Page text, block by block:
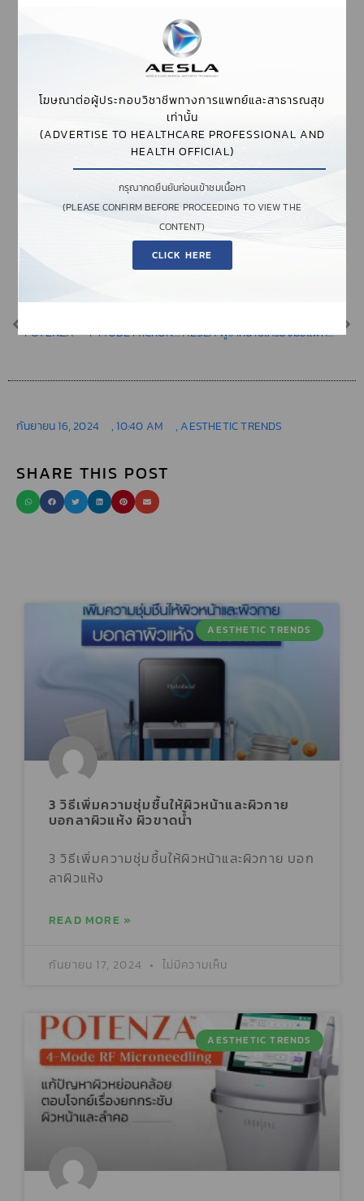
สิทธิพิเศษอื่น ๆ หลังจากซื้อเครื่อง
VENUS VIVA กับทาง AESLA คือสิทธิใน
การเข้าร่วมประชุมเชิงวิชาการที่บริษัทจัด
ขึ้นหรือที่ให้การสนับสนุน และยังมีโอกาสได้
เป็นส่วนหนึ่งของงานประจำปี AESLA
GALA AWARDS ที่ถูกจัดขึ้นเพื่อเฉลิม
ฉลองและมอบรางวัลให้กับความสำเร็จของ
บุคลากรการแพทย์ด้านความงาม
POTENZA – 4-MODE MICRONEEDLING RF, นวัตกรรมใหม่เพื่อใบหน้าตึงกระชับ ลดเลือนริ้วรอย และฟื้นฟูผิวอย่างมีประสิทธิภาพ
AESLA ผู้จำหน่ายเครื่องมือแพทย์ความงาม ที่แพทย์เลือกใช้ในปี 2024
กันยายน 16, 2024 , 10:40 AM , AESTHETIC TRENDS
SHARE THIS POST
AESTHETIC TRENDS
3 วิธีเพิ่มความชุ่มชื้นให้ผิวหน้าและผิวกาย
บอกลาผิวแห้ง ผิวขาดน้ำ
3 วิธีเพิ่มความชุ่มชื้นให้ผิวหน้าและผิวกาย บอก
ลาผิวแห้ง
READ MORE »
กันยายน 17, 2024 ไม่มีความเห็น
AESTHETIC TRENDS
โฆษณาต่อผู้ประกอบวิชาชีพทางการแพทย์และสาธารณสุข
เท่านั้น
(ADVERTISE TO HEALTHCARE PROFESSIONAL AND
HEALTH OFFICIAL)
กรุณากดยืนยันก่อนเข้าชมเนื้อหา
(PLEASE CONFIRM BEFORE PROCEEDING TO VIEW THE
CONTENT)
CLICK HERE